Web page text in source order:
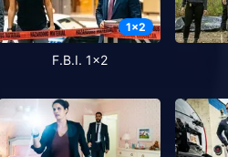
1x2
F.B.I. 1x2